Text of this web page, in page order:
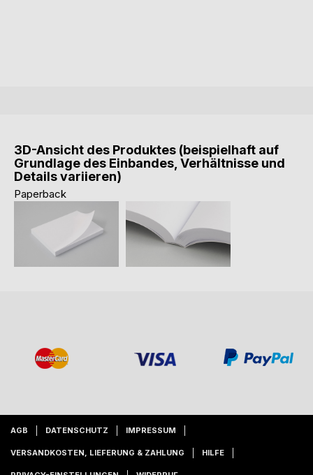
3D-Ansicht des Produktes (beispielhaft auf
Grundlage des Einbandes, Verhältnisse und
Details variieren)
Paperback
AGB DATENSCHUTZ IMPRESSUM
VERSANDKOSTEN, LIEFERUNG & ZAHLUNG HILFE